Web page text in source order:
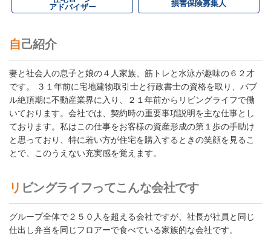
アドバイザー
損害保険募集人
自己紹介
妻と社会人の息子と娘の４人家族、筋トレと水泳が趣味の６２才
です。 ３１年前に宅地建物取引士と行政書士の資格を取り、バブ
ル絶頂期に不動産業界に入り、２１年前からリビングライフで働
いております。会社では、契約時の重要事項説明を主な仕事とし
ております。私はこの仕事をお客様の資産形成の第１歩の手助け
と思っており、特に若い方が住宅を購入するときの笑顔を見るこ
とで、このうえない充実感を覚えます。
リビングライフってこんな会社です
グループ全体で２５０人を超える会社ですが、社長が社員と同じ
仕出し弁当を同じフロアーで食べている家族的な会社です。